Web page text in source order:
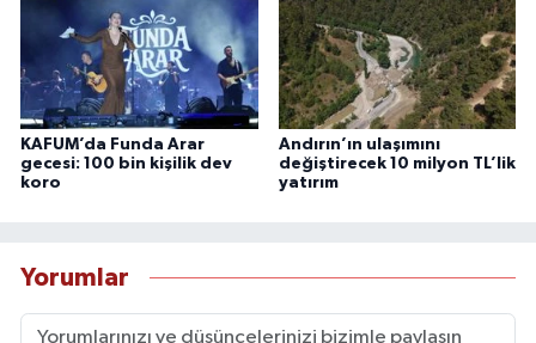
KAFUM’da Funda Arar
gecesi: 100 bin kişilik dev
koro
Andırın’ın ulaşımını
değiştirecek 10 milyon TL’lik
yatırım
Yorumlar